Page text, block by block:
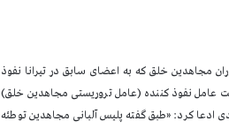
مجاهدین خلق که به اعضای سابق در تیرانا نفوذ
عامل نفوذ کننده (عامل تروریستی مجاهدین خلق)
کرد: «طبق گفته پلیس آلبانی مجاهدین توطئه